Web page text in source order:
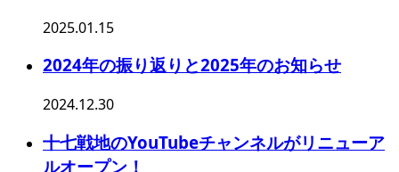
2025.01.15
2024年の振り返りと2025年のお知らせ
2024.12.30
十七戦地のYouTubeチャンネルがリニューア
ルオープン！